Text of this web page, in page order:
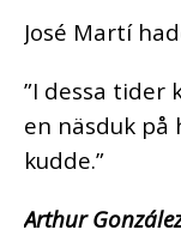
José Martí
”I dessa tider
en näsduk på
kudde.”
Arthur